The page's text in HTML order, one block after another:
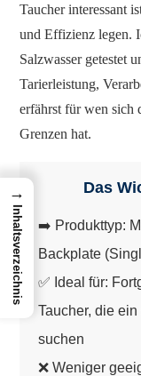
Taucher interessant
und Effizienz legen.
Salzwasser getestet
Tarierleistung,
erfährst für wen sich
Grenzen hat.
Das
➡️ Produkttyp:
Backplate
✅ Ideal für:
Taucher, die
suchen
❌ Weniger
→
Inhaltsverzeichnis